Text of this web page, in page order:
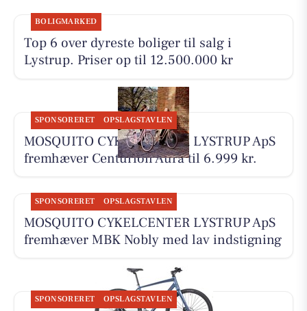
BOLIGMARKED
Top 6 over dyreste boliger til salg i
Lystrup. Priser op til 12.500.000 kr
SPONSORERET OPSLAGSTAVLEN
MOSQUITO CYKELCENTER LYSTRUP ApS
fremhæver Centurion Aura til 6.999 kr.
SPONSORERET OPSLAGSTAVLEN
MOSQUITO CYKELCENTER LYSTRUP ApS
fremhæver MBK Nobly med lav indstigning
SPONSORERET OPSLAGSTAVLEN